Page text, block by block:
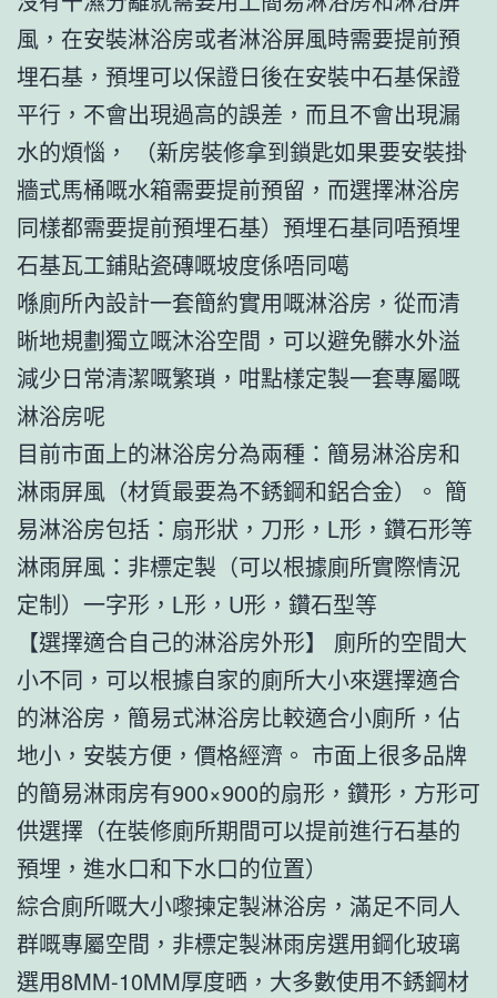
風，在安裝淋浴房或者淋浴屏風時需要提前預
埋石基，預埋可以保證日後在安裝中石基保證
平行，不會出現過高的誤差，而且不會出現漏
水的煩惱， （新房裝修拿到鎖匙如果要安裝掛
牆式馬桶嘅水箱需要提前預留，而選擇淋浴房
同樣都需要提前預埋石基）預埋石基同唔預埋
石基瓦工鋪貼瓷磚嘅坡度係唔同噶
喺廁所內設計一套簡約實用嘅淋浴房，從而清
晰地規劃獨立嘅沐浴空間，可以避免髒水外溢
減少日常清潔嘅繁瑣，咁點樣定製一套專屬嘅
淋浴房呢
目前市面上的淋浴房分為兩種：簡易淋浴房和
淋雨屏風（材質最要為不銹鋼和鋁合金）。 簡
易淋浴房包括：扇形狀，刀形，L形，鑽石形等
淋雨屏風：非標定製（可以根據廁所實際情況
定制）一字形，L形，U形，鑽石型等
【選擇適合自己的淋浴房外形】 廁所的空間大
小不同，可以根據自家的廁所大小來選擇適合
的淋浴房，簡易式淋浴房比較適合小廁所，佔
地小，安裝方便，價格經濟。 市面上很多品牌
的簡易淋雨房有900×900的扇形，鑽形，方形可
供選擇（在裝修廁所期間可以提前進行石基的
預埋，進水口和下水口的位置）
綜合廁所嘅大小嚟揀定製淋浴房，滿足不同人
群嘅專屬空間，非標定製淋雨房選用鋼化玻璃
選用8MM-10MM厚度晒，大多數使用不銹鋼材